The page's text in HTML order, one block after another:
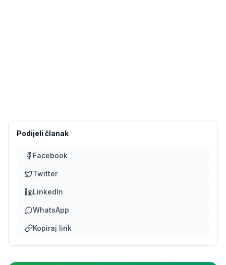
Podijeli članak
Facebook
Twitter
LinkedIn
WhatsApp
Kopiraj link